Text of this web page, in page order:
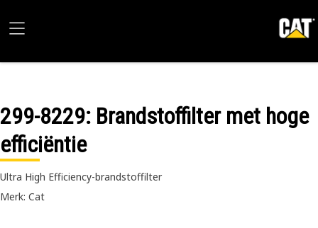
299-8229: Brandstoffilter met hoge
efficiëntie
Ultra High Efficiency-brandstoffilter
Merk: Cat